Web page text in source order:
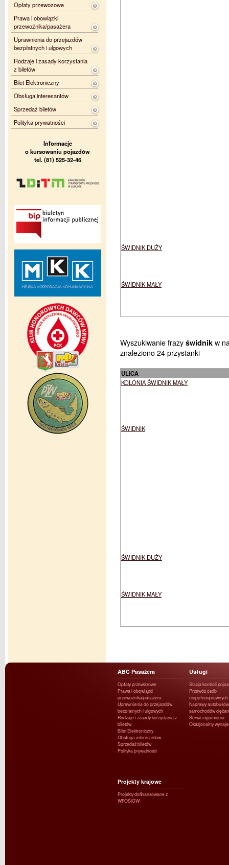
ŚWIDNIK DUŻY
ŚWIDNIK MAŁY
Wyszukiwanie frazy świdnik w
znaleziono 24 przystanki
ULICA
KOLONIA ŚWIDNIK MAŁY
ŚWIDNIK
ŚWIDNIK DUŻY
ŚWIDNIK MAŁY
Opłaty przewozowe
Prawa i obowiązki
przewoźnika/pasażera
Uprawnienia do przejazdów
bezpłatnych i ulgowych
Rodzaje i zasady korzystania
z biletów
Bilet Elektroniczny
Obsługa interesantów
Sprzedaż biletów
Polityka prywatności
Informacje
o kursowaniu pojazdów
tel. (81) 525-32-46
ABC Pasażera
Opłaty przewozowe
Prawa i obowiązki
przewoźnika/pasażera
Uprawnienia do przejazdów
bezpłatnych i ulgowych
Rodzaje i zasady korzystania z
biletów
Bilet Elektroniczny
Obsługa interesantów
Sprzedaż biletów
Polityka prywatności
Usługi
Stacja kontroli
Przewóz osób
niepełnosprawnych
Naprawy
samochodów
Serwis ogumienia
Okazjonalny
Projekty krajowe
Projekty dofinansowane z
WFOŚiGW